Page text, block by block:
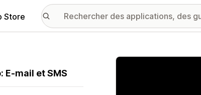
Store
E‑mail et SMS
Galerie d’images vedette